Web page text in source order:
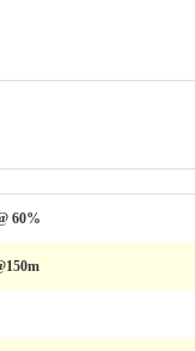
60%